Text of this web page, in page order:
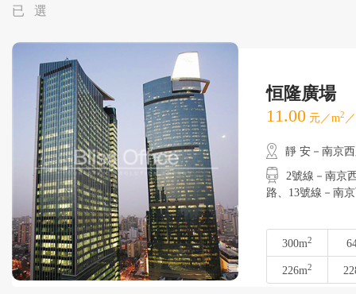
已 選
恒隆廣場
11.00 元／m2
靜 安－南京
2號線－南京
路、13號線－南
300m2
226m2